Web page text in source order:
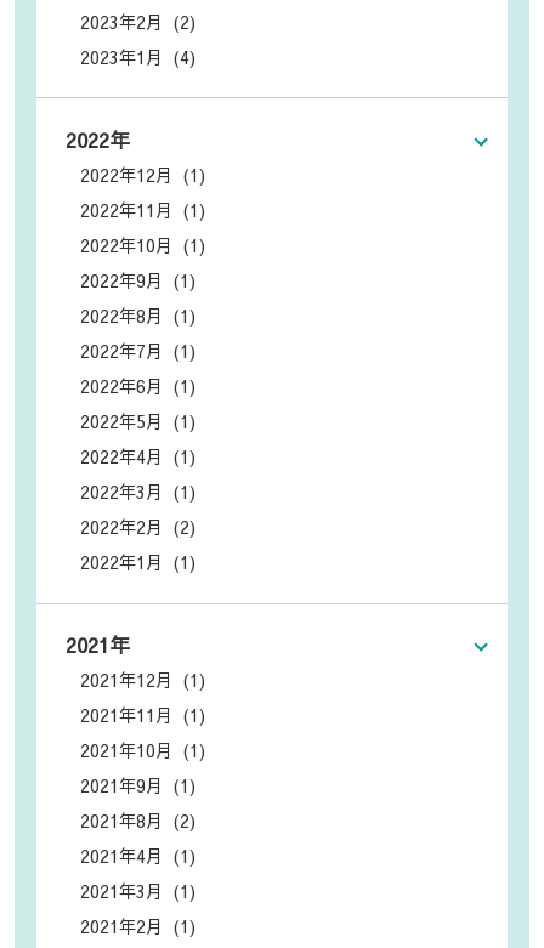
2023年2月 (2)
2023年1月 (4)
2022年
2022年12月 (1)
2022年11月 (1)
2022年10月 (1)
2022年9月 (1)
2022年8月 (1)
2022年7月 (1)
2022年6月 (1)
2022年5月 (1)
2022年4月 (1)
2022年3月 (1)
2022年2月 (2)
2022年1月 (1)
2021年
2021年12月 (1)
2021年11月 (1)
2021年10月 (1)
2021年9月 (1)
2021年8月 (2)
2021年4月 (1)
2021年3月 (1)
2021年2月 (1)